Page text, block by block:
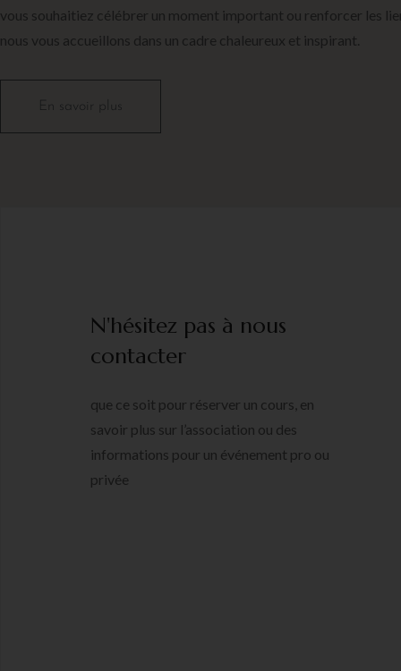
vous souhaitiez célébrer un moment important ou renforcer les
nous vous accueillons dans un cadre chaleureux et inspirant.
En savoir plus
N'hésitez pas à nous
contacter
que ce soit pour réserver un cours, en
savoir plus sur l’association ou des
informations pour un événement pro ou
privée